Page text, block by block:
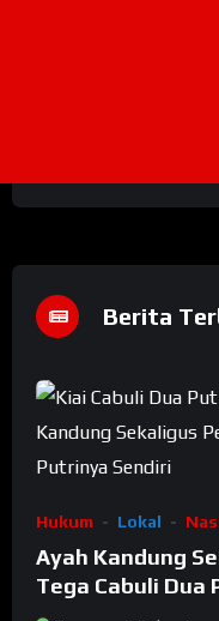
Berita
Hukum Lokal
Ayah Kandung
Tega Cabuli Dua